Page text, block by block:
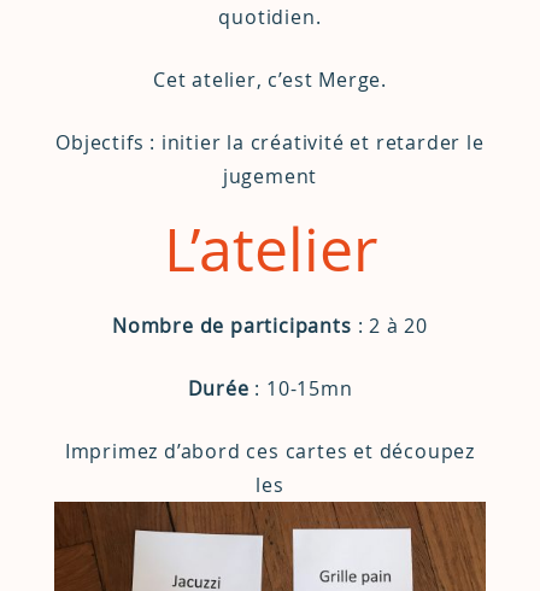
quotidien.
Cet atelier, c’est Merge.
Objectifs : initier la créativité et retarder le
jugement
L’atelier
Nombre de participants : 2 à 20
Durée : 10-15mn
Imprimez d’abord ces cartes et découpez
les